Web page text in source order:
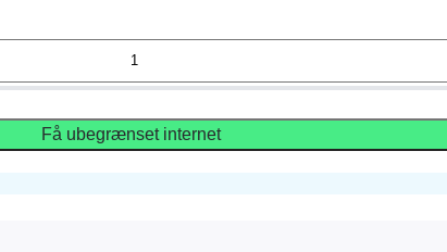
Få ubegrænset internet